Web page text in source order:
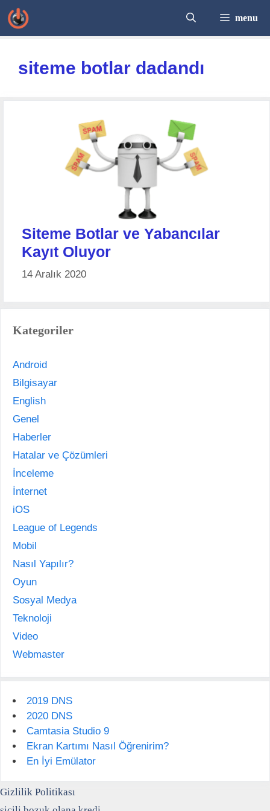
İçeriğe
atla
menu
siteme botlar dadandı
Siteme Botlar ve Yabancılar
Kayıt Oluyor
14 Aralık 2020
Kategoriler
Android
Bilgisayar
English
Genel
Haberler
Hatalar ve Çözümleri
İnceleme
İnternet
iOS
League of Legends
Mobil
Nasıl Yapılır?
Oyun
Sosyal Medya
Teknoloji
Video
Webmaster
2019 DNS
2020 DNS
Camtasia Studio 9
Ekran Kartımı Nasıl Öğrenirim?
En İyi Emülator
Gizlilik Politikası